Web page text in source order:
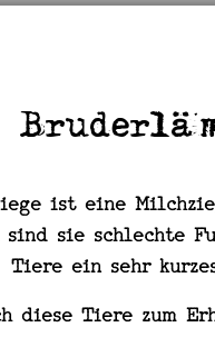
ist eine
sind sie schlechte
Tiere ein sehr
diese Tiere zum